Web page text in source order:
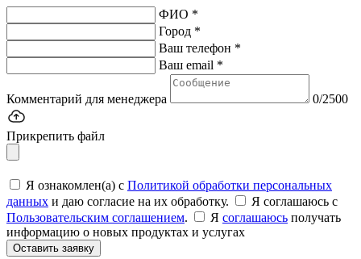
ФИО *
Город *
Ваш телефон *
Ваш email *
Комментарий для менеджера 0/2500
Прикрепить файл
Я ознакомлен(а) с Политикой обработки персональных
данных и даю согласие на их обработку.
Я соглашаюсь c
Пользовательским соглашением. Я соглашаюсь получать
информацию о новых продуктах и услугах
Оставить заявку